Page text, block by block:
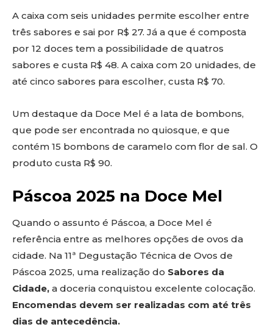
A caixa com seis unidades permite escolher entre
três sabores e sai por R$ 27. Já a que é composta
por 12 doces tem a possibilidade de quatros
sabores e custa R$ 48. A caixa com 20 unidades, de
até cinco sabores para escolher, custa R$ 70.
Um destaque da Doce Mel é a lata de bombons,
que pode ser encontrada no quiosque, e que
contém 15 bombons de caramelo com flor de sal. O
produto custa R$ 90.
Páscoa 2025 na Doce Mel
Quando o assunto é Páscoa, a Doce Mel é
referência entre as melhores opções de ovos da
cidade. Na 11ª Degustação Técnica de Ovos de
Páscoa 2025, uma realização do Sabores da
Cidade, a doceria conquistou excelente colocação.
Encomendas devem ser realizadas com até três
dias de antecedência.